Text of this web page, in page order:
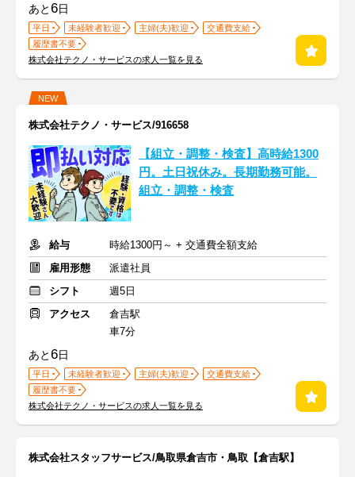
あと6日
平日 未経験者歓迎 主婦(夫)歓迎
交通費支給
履歴書不要
株式会社テクノ・サービスの求人一覧を見る
NEW
株式会社テクノ・サービス/916658
【組立・調整・検査】高時給1300
円。土日祝休み。長期勤務可能。
組立・調整・検査
給与
時給1300円～ + 交通費全額支給
雇用形態
派遣社員
シフト
週5日
アクセス
倉吉駅
車7分
あと6日
平日 未経験者歓迎 主婦(夫)歓迎
交通費支給
履歴書不要
株式会社テクノ・サービスの求人一覧を見る
株式会社スタッフサービス/鳥取県倉吉市・鳥取【倉吉駅】